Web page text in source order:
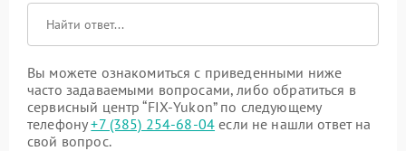
Вы можете ознакомиться с приведенными ниже
часто задаваемыми вопросами, либо обратиться в
сервисный центр “FIX-Yukon” по следующему
телефону+7 (385) 254-68-04 если не нашли ответ на
свой вопрос.